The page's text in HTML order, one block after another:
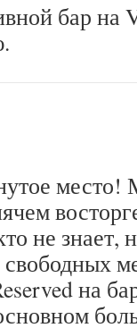
бар на
место!
не знает,
свободных
на